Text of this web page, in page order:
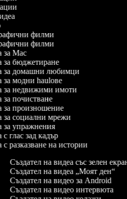
филми
филми
за Mac
за бюджетиране
за домашни любимци
за модни haulове
за недвижими имоти
за почистване
за произношение
за социални мрежи
за упражнения
с глас зад кадър
с разказване на истории
Създател на видеа със зелен екран
Създател на видеа „Моят ден“
Създател на видео за Android
Създател на видео интервюта